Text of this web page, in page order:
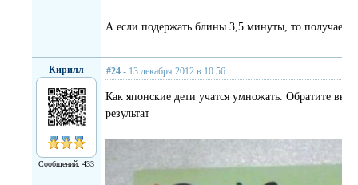
А если подержать блины 3,5 минуты, то
Кирилл
Сообщений: 433
#24 - 13 декабря 2012 в 10:56
Как японские дети учатся умножать. Обратите
результат